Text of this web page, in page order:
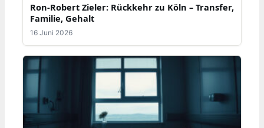
Ron-Robert Zieler: Rückkehr zu Köln – Transfer,
Familie, Gehalt
16 Juni 2026